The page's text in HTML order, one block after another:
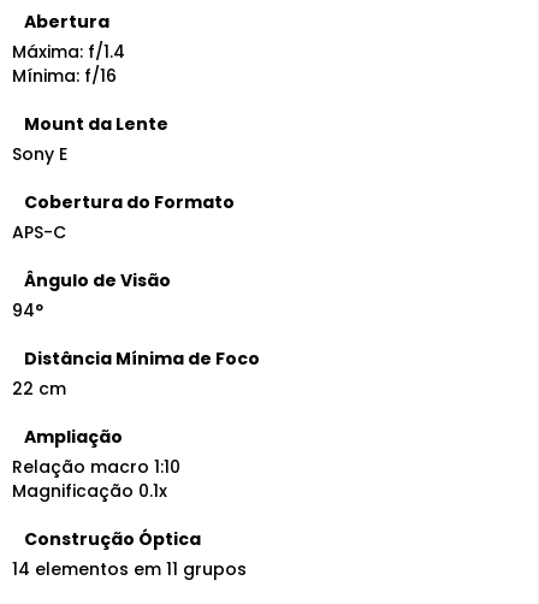
Abertura
Máxima: f/1.4
Mínima: f/16
Mount da Lente
Sony E
Cobertura do Formato
APS-C
Ângulo de Visão
94°
Distância Mínima de Foco
22 cm
Ampliação
Relação macro 1:10
Magnificação 0.1x
Construção Óptica
14 elementos em 11 grupos